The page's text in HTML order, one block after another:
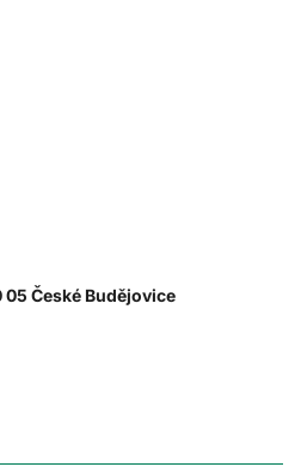
05 České Budějovice